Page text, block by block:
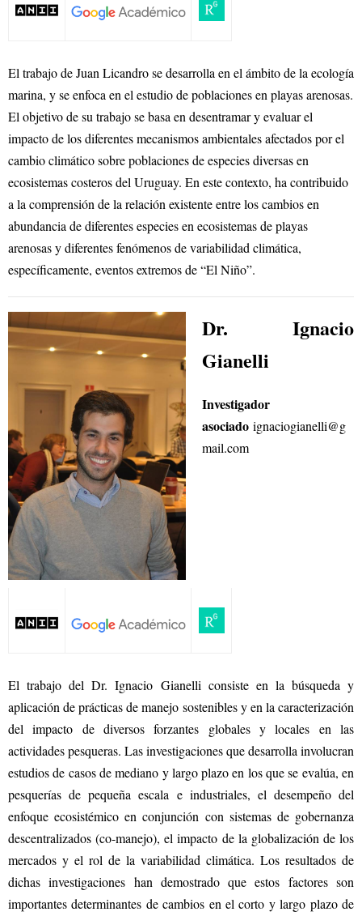
El trabajo de Juan Licandro se desarrolla en el ámbito de la ecología
marina, y se enfoca en el estudio de poblaciones en playas arenosas.
El objetivo de su trabajo se basa en desentramar y evaluar el
impacto de los diferentes mecanismos ambientales afectados por el
cambio climático sobre poblaciones de especies diversas en
ecosistemas costeros del Uruguay. En este contexto, ha contribuido
a la comprensión de la relación existente entre los cambios en
abundancia de diferentes especies en ecosistemas de playas
arenosas y diferentes fenómenos de variabilidad climática,
específicamente, eventos extremos de “El Niño”.
Dr. Ignacio
Gianelli
Investigador
asociado ignaciogianelli@g
mail.com
El trabajo del Dr. Ignacio Gianelli consiste en la búsqueda y
aplicación de prácticas de manejo sostenibles y en la caracterización
del impacto de diversos forzantes globales y locales en las
actividades pesqueras. Las investigaciones que desarrolla involucran
estudios de casos de mediano y largo plazo en los que se evalúa, en
pesquerías de pequeña escala e industriales, el desempeño del
enfoque ecosistémico en conjunción con sistemas de gobernanza
descentralizados (co-manejo), el impacto de la globalización de los
mercados y el rol de la variabilidad climática. Los resultados de
dichas investigaciones han demostrado que estos factores son
importantes determinantes de cambios en el corto y largo plazo de